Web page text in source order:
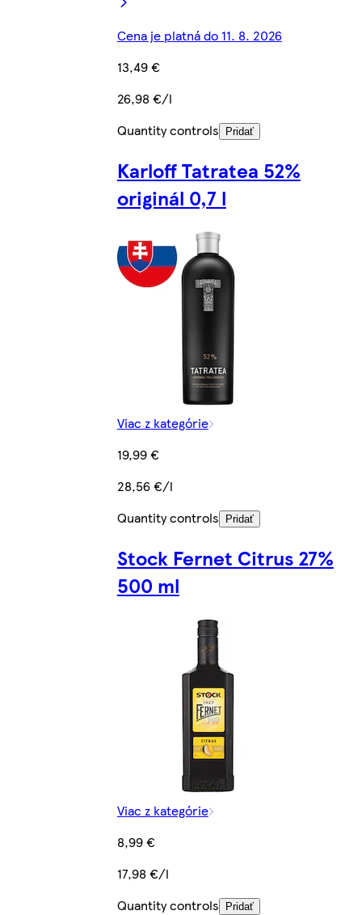
Cena je platná do 11. 8. 2026
13,49 €
26,98 €/l
Quantity controls
Pridať
Karloff Tatratea 52%
originál 0,7 l
Viac z kategórie
19,99 €
28,56 €/l
Quantity controls
Pridať
Stock Fernet Citrus 27%
500 ml
Viac z kategórie
8,99 €
17,98 €/l
Quantity controls
Pridať